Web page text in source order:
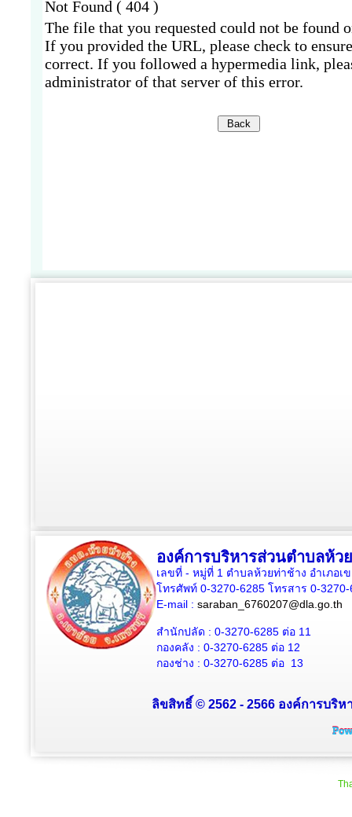
องค์การบริหารส่วนตำบลห้ว
เลขที่ - หมู่ที่ 1 ตำบลห้วยท่าช้าง อำเภอเ
โทรศัพท์ 0-3270-6285 โทรสาร 0-
E-mail : saraban_6760207@dla.go.th
สำนักปลัด : 0-3270-6285 ต่อ 11
กองคลัง : 0-3270-6285 ต่อ 12
กองช่าง : 0-3270-6285 ต่อ 13
ลิขสิทธิ์ © 2562 - 2566 องค์การบริ